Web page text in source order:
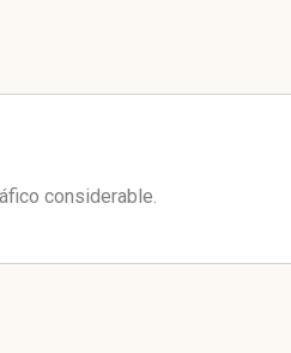
considerable.